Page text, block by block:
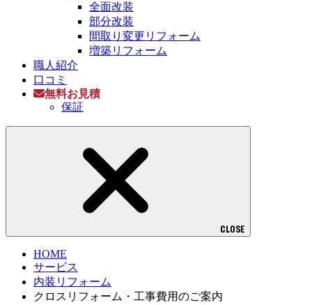
全面改装
部分改装
間取り変更リフォーム
増築リフォーム
職人紹介
口コミ
無料お見積
保証
CLOSE
HOME
サービス
内装リフォーム
クロスリフォーム・工事費用のご案内